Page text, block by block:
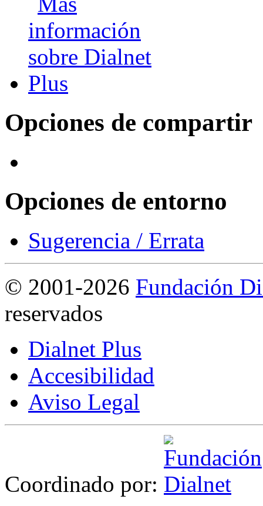
Opciones de compartir
Opciones de entorno
Sugerencia / Errata
© 2001-2026 Fundación
reservados
Dialnet Plus
Accesibilidad
Aviso Legal
Coordinado por: